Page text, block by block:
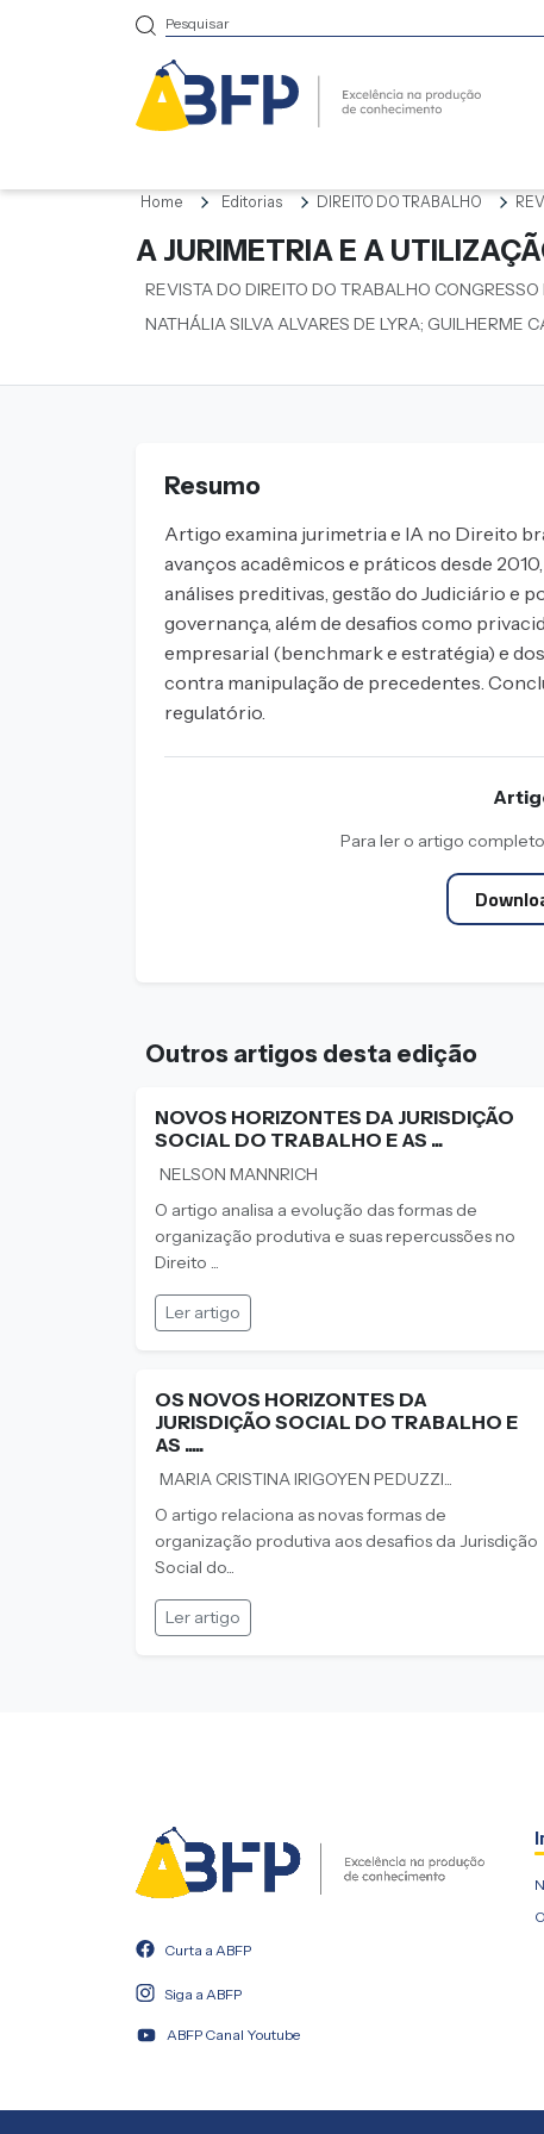
Home Editorias DIREITO DO TRABALHO
A JURIMETRIA E A
REVISTA DO DIREITO DO TRABALHO
NATHÁLIA SILVA ALVARES DE LYRA; GUILHERME
Resumo
Artigo examina jurimetria e IA no Direito
avanços acadêmicos e práticos desde
análises preditivas, gestão do Judiciário e
governança, além de desafios como
empresarial (benchmark e estratégia) e
contra manipulação de precedentes.
regulatório.
Para ler o artigo
Outros artigos desta edição
NOVOS HORIZONTES DA JURISDIÇÃO
SOCIAL DO TRABALHO E AS ...
NELSON MANNRICH
O artigo analisa a evolução das formas de
organização produtiva e suas repercussões no
Direito ...
Ler artigo
OS NOVOS HORIZONTES DA
JURISDIÇÃO SOCIAL DO TRABALHO E
AS .....
MARIA CRISTINA IRIGOYEN PEDUZZI...
O artigo relaciona as novas formas de
organização produtiva aos desafios da Jurisdição
Social do...
Ler artigo
Curta a ABFP
Siga a ABFP
ABFP Canal Youtube